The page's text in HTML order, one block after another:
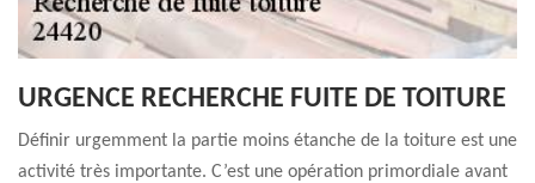
URGENCE RECHERCHE FUITE DE TOITURE
Définir urgemment la partie moins étanche de la toiture est une
activité très importante. C’est une opération primordiale avant